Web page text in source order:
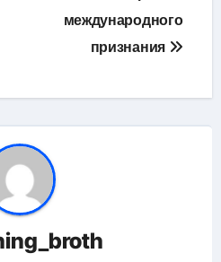
международного
признания